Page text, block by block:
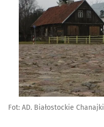
Fot: AD. Białostockie Chanajki